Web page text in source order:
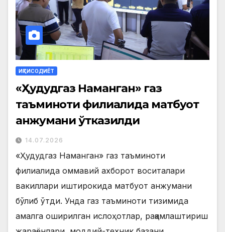
ИҚТИСОДИЁТ
«Ҳудудгаз Наманган» газ
таъминоти филиалида матбуот
анжумани ўтказилди
14.07.2026
«Ҳудудгаз Наманган» газ таъминоти
филиалида оммавий ахборот воситалари
вакиллари иштирокида матбуот анжумани
бўлиб ўтди. Унда газ таъминоти тизимида
амалга оширилган ислоҳотлар, рақамлаштириш